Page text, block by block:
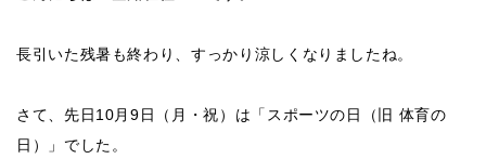
長引いた残暑も終わり、すっかり涼しくなりましたね。
さて、先日10月9日（月・祝）は「スポーツの日（旧 体育の
日）」でした。